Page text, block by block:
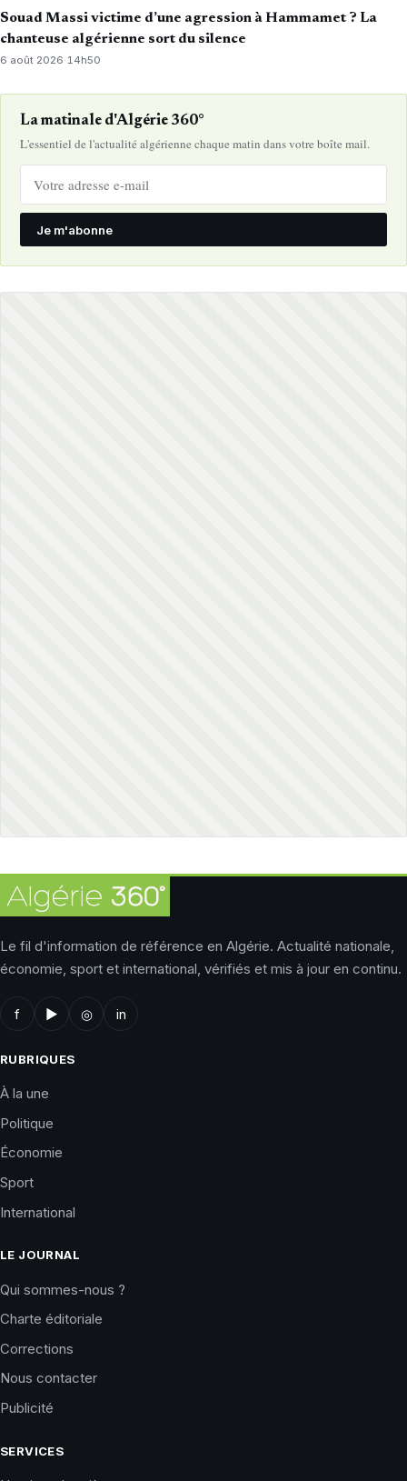
Souad Massi victime d’une agression à Hammamet ? La
chanteuse algérienne sort du silence
6 août 2026· 14h50
La matinale d'Algérie 360°
L'essentiel de l'actualité algérienne chaque matin dans votre boîte mail.
Je m'abonne
Le fil d'information de référence en Algérie. Actualité nationale,
économie, sport et international, vérifiés et mis à jour en continu.
f ▶ ◎ in
RUBRIQUES
À la une
Politique
Économie
Sport
International
LE JOURNAL
Qui sommes-nous ?
Charte éditoriale
Corrections
Nous contacter
Publicité
SERVICES